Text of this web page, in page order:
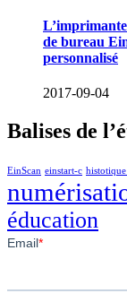
de bureau
personnalisé
2017-09-04
Balises de
EinScan einstart-c
éducation